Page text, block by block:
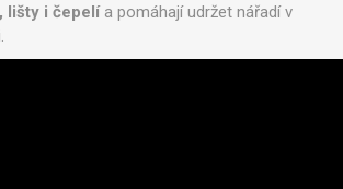
lišty i čepelía pomáhají udržet nářadí v